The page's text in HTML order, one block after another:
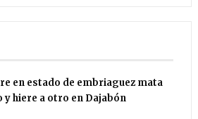
en estado de embriaguez mata
y hiere a otro en Dajabón